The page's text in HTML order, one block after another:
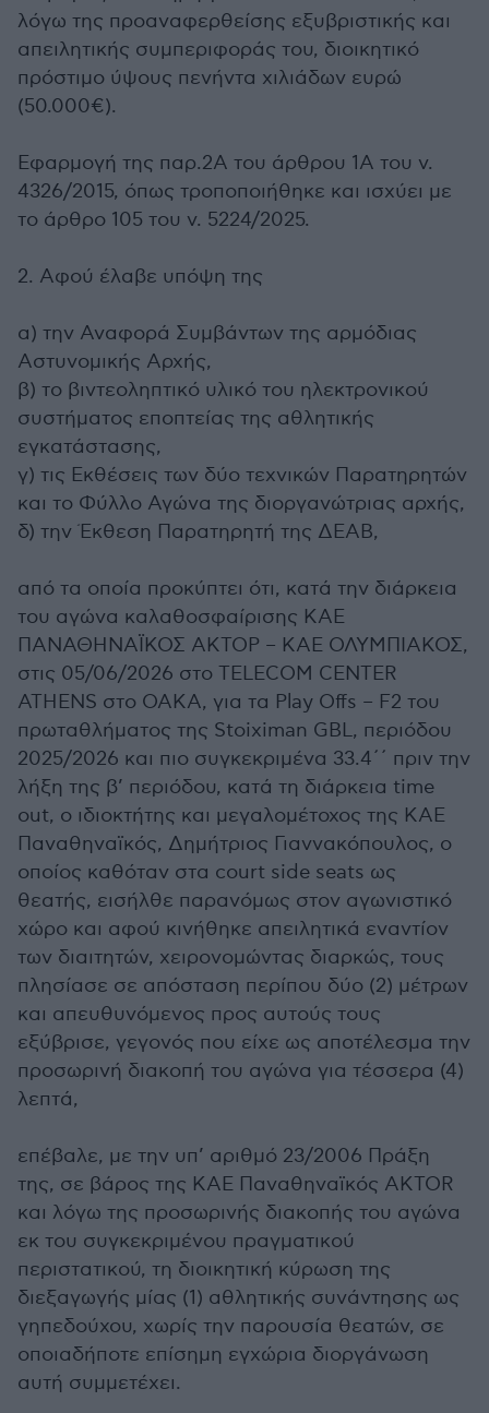
λόγω της προαναφερθείσης εξυβριστικής και
απειλητικής συμπεριφοράς του, διοικητικό
πρόστιμο ύψους πενήντα χιλιάδων ευρώ
(50.000€).
Εφαρμογή της παρ.2Α του άρθρου 1Α του ν.
4326/2015, όπως τροποποιήθηκε και ισχύει με
το άρθρο 105 του ν. 5224/2025.
2. Αφού έλαβε υπόψη της
α) την Αναφορά Συμβάντων της αρμόδιας
Αστυνομικής Αρχής,
β) το βιντεοληπτικό υλικό του ηλεκτρονικού
συστήματος εποπτείας της αθλητικής
εγκατάστασης,
γ) τις Εκθέσεις των δύο τεχνικών Παρατηρητών
και το Φύλλο Αγώνα της διοργανώτριας αρχής,
δ) την Έκθεση Παρατηρητή της ΔΕΑΒ,
από τα οποία προκύπτει ότι, κατά την διάρκεια
του αγώνα καλαθοσφαίρισης ΚΑΕ
ΠΑΝΑΘΗΝΑΪΚΟΣ ΑΚΤΟΡ – ΚΑΕ ΟΛΥΜΠΙΑΚΟΣ,
στις 05/06/2026 στο TELECOM CENTER
ATHENS στο ΟΑΚΑ, για τα Play Offs – F2 του
πρωταθλήματος της Stoiximan GBL, περιόδου
2025/2026 και πιο συγκεκριμένα 33.4΄΄ πριν την
λήξη της β’ περιόδου, κατά τη διάρκεια time
out, ο ιδιοκτήτης και μεγαλομέτοχος της ΚΑΕ
Παναθηναϊκός, Δημήτριος Γιαννακόπουλος, ο
οποίος καθόταν στα court side seats ως
θεατής, εισήλθε παρανόμως στον αγωνιστικό
χώρο και αφού κινήθηκε απειλητικά εναντίον
των διαιτητών, χειρονομώντας διαρκώς, τους
πλησίασε σε απόσταση περίπου δύο (2) μέτρων
και απευθυνόμενος προς αυτούς τους
εξύβρισε, γεγονός που είχε ως αποτέλεσμα την
προσωρινή διακοπή του αγώνα για τέσσερα (4)
λεπτά,
επέβαλε, με την υπ’ αριθμό 23/2006 Πράξη
της, σε βάρος της ΚΑΕ Παναθηναϊκός AKTOR
και λόγω της προσωρινής διακοπής του αγώνα
εκ του συγκεκριμένου πραγματικού
περιστατικού, τη διοικητική κύρωση της
διεξαγωγής μίας (1) αθλητικής συνάντησης ως
γηπεδούχου, χωρίς την παρουσία θεατών, σε
οποιαδήποτε επίσημη εγχώρια διοργάνωση
αυτή συμμετέχει.